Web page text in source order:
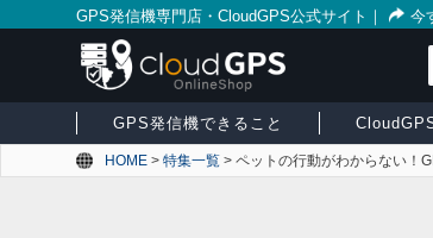
GPS発信機専門店・CloudGPS公式サイト ｜ 今
GPS発信機できること
HOME > 特集一覧 > ペットの行動がわからない！